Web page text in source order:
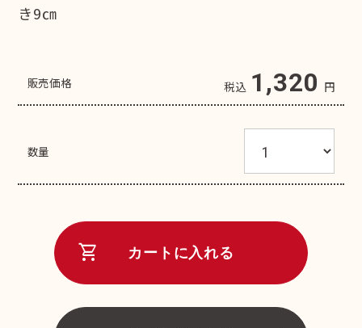
き9㎝
販売価格 税込 1,320 円
数量
shopping_cart カートに入れる